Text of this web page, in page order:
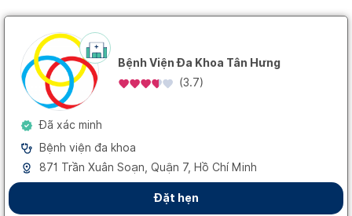
Bệnh Viện Đa Khoa Tân Hưng
(3.7)
Đã xác minh
Bệnh viện đa khoa
871 Trần Xuân Soạn, Quận 7, Hồ Chí Minh
Đặt hẹn